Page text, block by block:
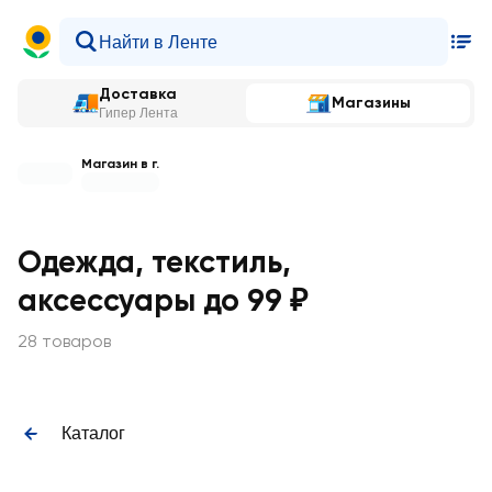
Доставка
Гипер Лента
Магазины
Магазин в г.
Одежда, текстиль,
аксессуары до 99 ₽
28 товаров
Каталог